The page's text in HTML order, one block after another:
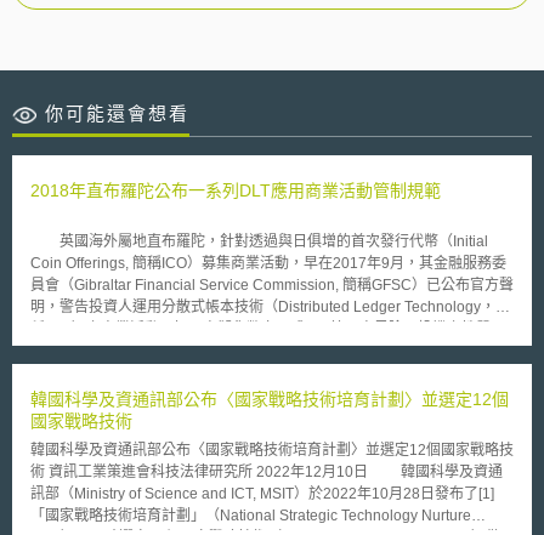
你可能還會想看
2018年直布羅陀公布一系列DLT應用商業活動管制規範
英國海外屬地直布羅陀，針對透過與日俱增的首次發行代幣（Initial
Coin Offerings, 簡稱ICO）募集商業活動，早在2017年9月，其金融服務委
員會（Gibraltar Financial Service Commission, 簡稱GFSC）已公布官方聲
明，警告投資人運用分散式帳本技術（Distributed Ledger Technology，簡
投資人應謹慎。 GFSC又於2018年1月公布「分散式帳本技術管制架
羅陀境內成立或從其境內發展之商業活動，若涉及利用DLT儲存（store）或
傳輸（transmit）他人有價財產（value belong）者，均須先向GFSC申請
成為DLT提供者（DLT provider），並負擔以下義務： 應秉持誠信
（honesty and integrity）進行商業活動。 應提供客戶適當利息，且以公
平，清楚和非誤導方式與其溝通。 應準備相當金融或非金融資源（non-
financial resources）。 應有效管理和掌控商業活動，且善盡管理人注意義
務（due skill, care and diligence），包含適當地告知客戶風險。 應有效配
韓國科學及資通訊部公布〈國家戰略技術培育計劃〉並選定12個
國家戰略技術
韓國科學及資通訊部公布〈國家戰略技術培育計劃〉並選定12個國家戰略技
術 資訊工業策進會科技法律研究所 2022年12月10日 韓國科學及資通
訊部（Ministry of Science and ICT, MSIT）於2022年10月28日發布了[1]
「國家戰略技術培育計劃」（National Strategic Technology Nurture